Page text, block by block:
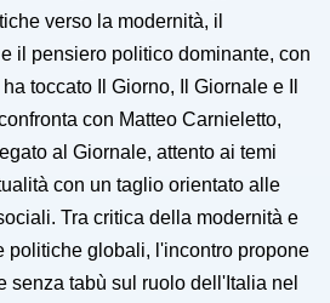
verso la modernità, il
il pensiero politico dominante, con
toccato Il Giorno, Il Giornale e Il
con Matteo Carnieletto,
al Giornale, attento ai temi
con un taglio orientato alle
Tra critica della modernità e
politiche globali, l'incontro propone
senza tabù sul ruolo dell'Italia nel